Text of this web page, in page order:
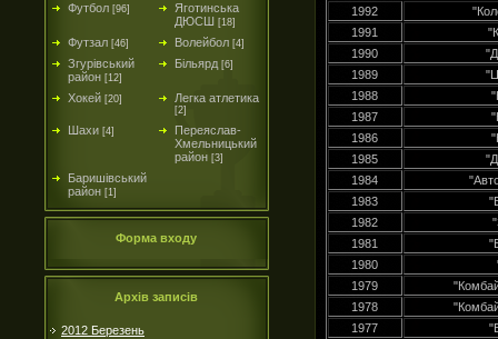
Футбол [96]
Яготинська
ДЮСШ [18]
Футзал [46] Волейбол [4]
Згурівський
район [12]
Більярд [6]
Хокей [20] Легка атлетика
[2]
Шахи [4]
Переяслав-
Хмельницький
район [3]
Баришівський
район [1]
Форма входу
Архів записів
2012 Березень
1992
1991
1990
1989
1988
1987
1986
1985
1984
1983
1982
1981
1980
1979
1978
1977